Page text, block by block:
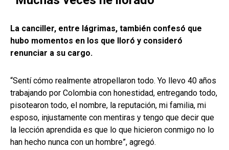
La canciller, entre lágrimas, también confesó que
hubo momentos en los que lloró y consideró
renunciar a su cargo.
“Sentí cómo realmente atropellaron todo. Yo llevo 40 años
trabajando por Colombia con honestidad, entregando todo,
pisotearon todo, el nombre, la reputación, mi familia, mi
esposo, injustamente con mentiras y tengo que decir que
la lección aprendida es que lo que hicieron conmigo no lo
han hecho nunca con un hombre”, agregó.